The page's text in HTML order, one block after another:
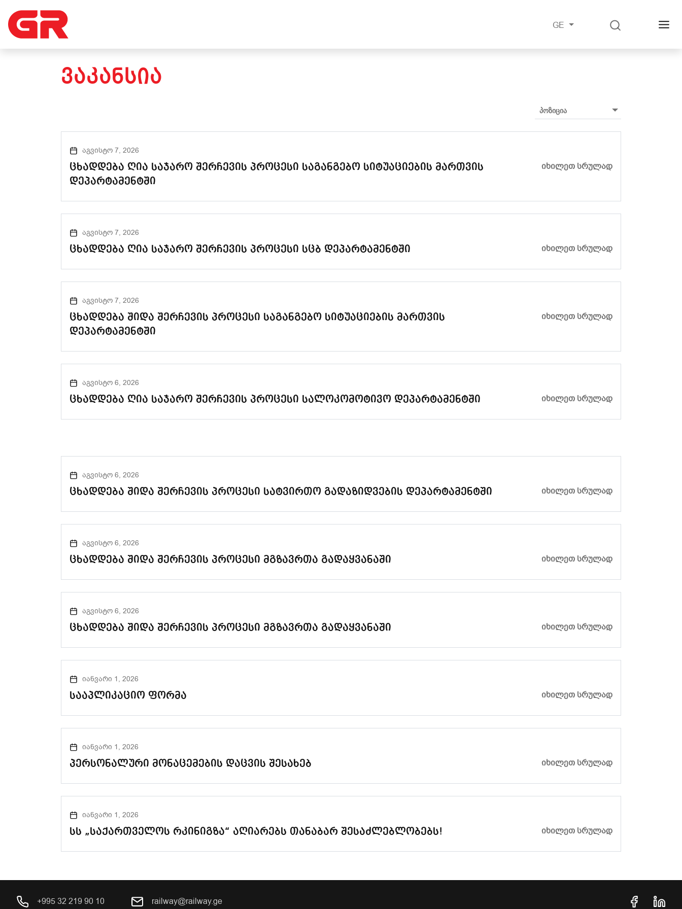
GE
ᲕᲐᲙᲐᲜᲡᲘᲐ
აგვისტო 7, 2026
ცხადდება ღია საჯარო შერჩევის პროცესი საგანგებო სიტუაციების მართვის
დეპარტამენტში
ᲘᲮᲘᲚᲔᲗ ᲡᲠᲣᲚᲐᲓ
აგვისტო 7, 2026
ცხადდება ღია საჯარო შერჩევის პროცესი სცბ დეპარტამენტში ᲘᲮᲘᲚᲔᲗ ᲡᲠᲣᲚᲐᲓ
აგვისტო 7, 2026
ცხადდება შიდა შერჩევის პროცესი საგანგებო სიტუაციების მართვის
დეპარტამენტში
ᲘᲮᲘᲚᲔᲗ ᲡᲠᲣᲚᲐᲓ
აგვისტო 6, 2026
ცხადდება ღია საჯარო შერჩევის პროცესი სალოკომოტივო დეპარტამენტში ᲘᲮᲘᲚᲔᲗ ᲡᲠᲣᲚᲐᲓ
აგვისტო 6, 2026
ცხადდება შიდა შერჩევის პროცესი სატვირთო გადაზიდვების დეპარტამენტში ᲘᲮᲘᲚᲔᲗ ᲡᲠᲣᲚᲐᲓ
აგვისტო 6, 2026
ცხადდება შიდა შერჩევის პროცესი მგზავრთა გადაყვანაში ᲘᲮᲘᲚᲔᲗ ᲡᲠᲣᲚᲐᲓ
აგვისტო 6, 2026
ცხადდება შიდა შერჩევის პროცესი მგზავრთა გადაყვანაში ᲘᲮᲘᲚᲔᲗ ᲡᲠᲣᲚᲐᲓ
იანვარი 1, 2026
სააპლიკაციო ფორმა ᲘᲮᲘᲚᲔᲗ ᲡᲠᲣᲚᲐᲓ
იანვარი 1, 2026
პერსონალური მონაცემების დაცვის შესახებ ᲘᲮᲘᲚᲔᲗ ᲡᲠᲣᲚᲐᲓ
იანვარი 1, 2026
სს „საქართველოს რკინიგზა“ აღიარებს თანაბარ შესაძლებლობებს! ᲘᲮᲘᲚᲔᲗ ᲡᲠᲣᲚᲐᲓ
+995 32 219 90 10 railway@railway.ge